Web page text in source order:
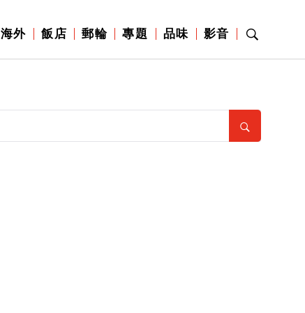
海外 飯店 郵輪 專題 品味 影音